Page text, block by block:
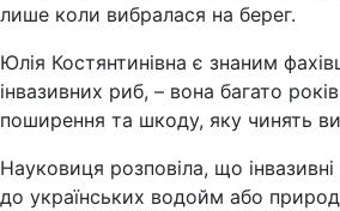
лише коли вибралася на берег.
Юлія Костянтинівна є знаним
інвазивних риб, – вона багато
поширення та шкоду, яку чинять
Науковиця розповіла, що
до українських водойм або